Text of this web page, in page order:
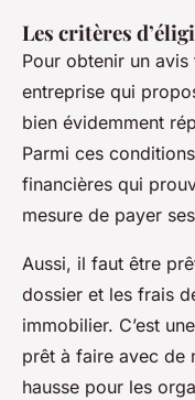
Les critères
Pour obtenir un avis
entreprise qui
bien évidemment
Parmi ces
financières qui
mesure de payer
Aussi, il faut être
dossier et les frais
immobilier. C’est
prêt à faire avec de
hausse pour les